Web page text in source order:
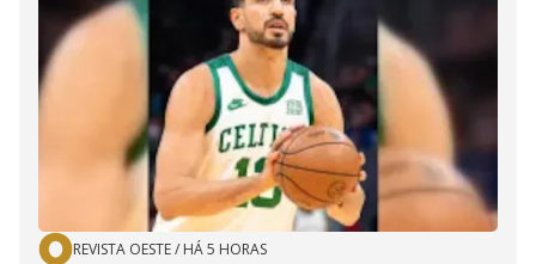
REVISTA OESTE/ HÁ 5 HORAS